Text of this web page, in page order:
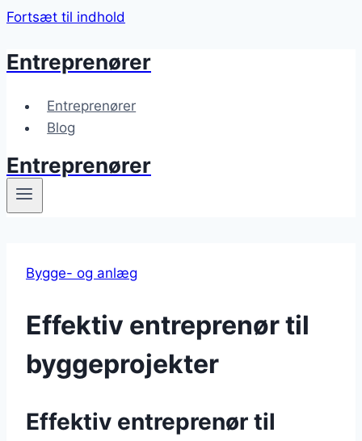
Fortsæt til indhold
Entreprenører
Entreprenører
Blog
Entreprenører
Bygge- og anlæg
Effektiv entreprenør til
byggeprojekter
Effektiv entreprenør til